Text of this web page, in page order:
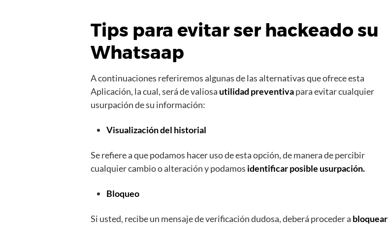
Tips para evitar ser hackeado su
Whatsaap
A continuaciones referiremos algunas de las alternativas que ofrece esta
Aplicación, la cual, será de valiosa utilidad preventivapara evitar cualquier
usurpación de su información:
Visualización del historial
Se refiere a que podamos hacer uso de esta opción, de manera de percibir
cualquier cambio o alteración y podamos identificar posible usurpación.
Bloqueo
Si usted, recibe un mensaje de verificación dudosa, deberá proceder a bloquear